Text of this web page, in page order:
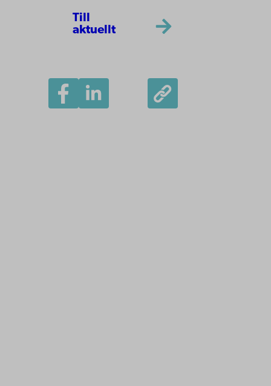
Till
aktuellt